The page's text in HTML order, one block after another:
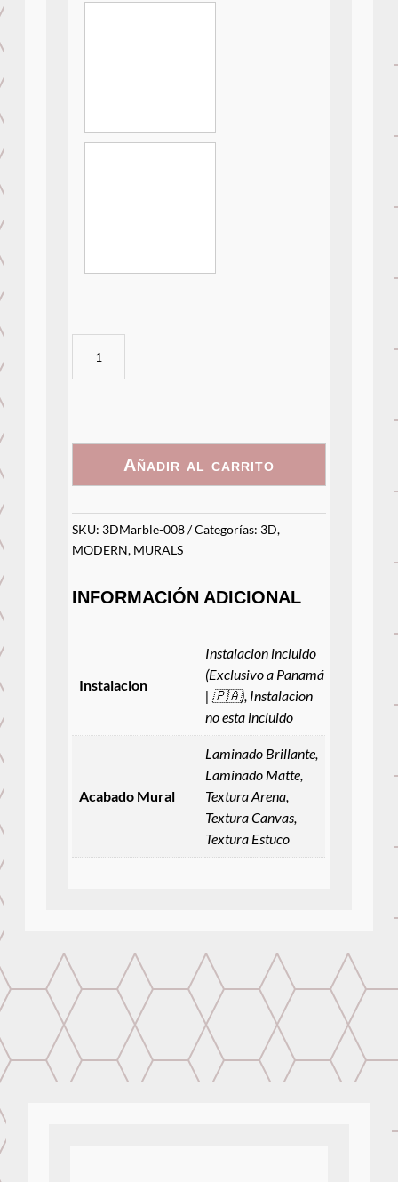
Añadir al carrito
SKU: 3DMarble-008 Categorías: 3D,
MODERN, MURALS
INFORMACIÓN ADICIONAL
Instalacion
Instalacion incluido
(Exclusivo a Panamá
| 🇵🇦), Instalacion
no esta incluido
Acabado Mural
Laminado Brillante,
Laminado Matte,
Textura Arena,
Textura Canvas,
Textura Estuco